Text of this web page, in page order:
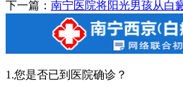
下一篇： 南宁医院将阳光男孩从白
1.您是否已到医院确诊？